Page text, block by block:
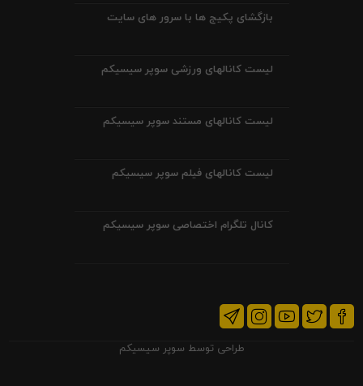
بازگشای پکیج ها با سرور های سایت
لیست کانالهای ورزشی سوپر سیسیکم
لیست کانالهای مستند سوپر سیسیکم
لیست کانالهای فیلم سوپر سیسیکم
کانال تلگرام اختصاصی سوپر سیسیکم
طراحی توسط سوپر سیسیکم